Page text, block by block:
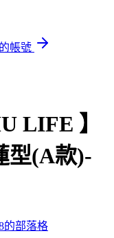
帳號
LIFE 】
型(A款)-
的部落格